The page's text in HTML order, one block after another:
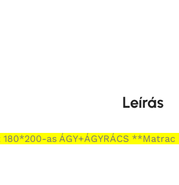
Leírás
180*200-as ÁGY+ÁGYRÁCS